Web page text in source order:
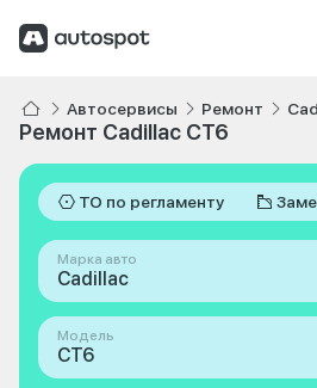
Автосервисы Ремонт
Ремонт Cadillac CT6
ТО по регламенту
Марка авто
Cadillac
Модель
CT6